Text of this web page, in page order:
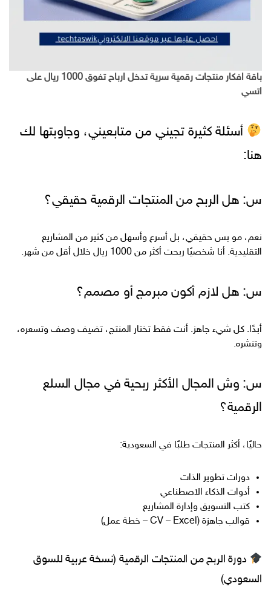
باقة افكار منتجات رقمية سرية تدخل ارباح تفوق 1000 ريال على
اتسي
أسئلة كثيرة تجيني من متابعيني، وجاوبتها لك
هنا:
س: هل الربح من المنتجات الرقمية حقيقي؟
نعم، مو بس حقيقي، بل أسرع وأسهل من كثير من المشاريع
التقليدية. أنا شخصيًا ربحت أكثر من 1000 ريال خلال أقل من شهر.
س: هل لازم أكون مبرمج أو مصمم؟
أبدًا. كل شيء جاهز. أنت فقط تختار المنتج، تضيف وصف وتسعره،
وتنشره.
س: وش المجال الأكثر ربحية في مجال السلع
الرقمية؟
حاليًا، أكثر المنتجات طلبًا في السعودية:
دورات تطوير الذات
أدوات الذكاء الاصطناعي
كتب التسويق وإدارة المشاريع
قوالب جاهزة (CV – Excel – خطة عمل)
دورة الربح من المنتجات الرقمية (نسخة عربية للسوق
السعودي)